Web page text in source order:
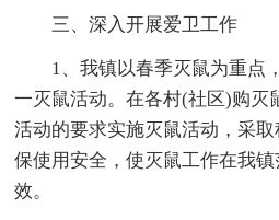
三、深入开展爱卫工作
1、我镇以春季灭鼠为重点
一灭鼠活动。在各村(社区)购灭
活动的要求实施灭鼠活动，采
保使用安全，使灭鼠工作在我
效。